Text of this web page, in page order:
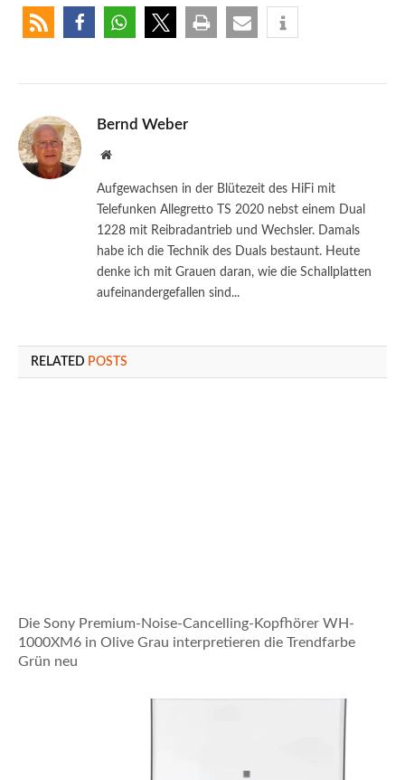
Bernd Weber
Website
Aufgewachsen in der Blütezeit des HiFi mit
Telefunken Allegretto TS 2020 nebst einem Dual
1228 mit Reibradantrieb und Wechsler. Damals
habe ich die Technik des Duals bestaunt. Heute
denke ich mit Grauen daran, wie die Schallplatten
aufeinandergefallen sind...
RELATED POSTS
Die Sony Premium-Noise-Cancelling-Kopfhörer WH-
1000XM6 in Olive Grau interpretieren die Trendfarbe
Grün neu